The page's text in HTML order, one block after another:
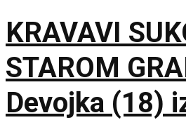
KRAVAVI
STAROM
Devojka (18)